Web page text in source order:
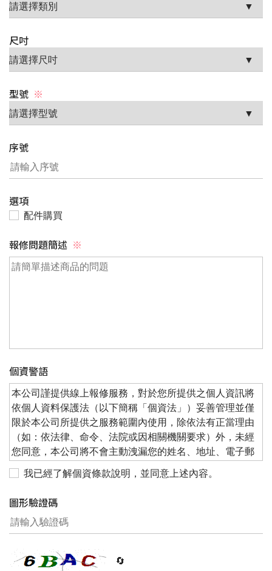
尺吋
型號 ※
序號
選項
配件購買
報修問題簡述 ※
個資警語
本公司謹提供線上報修服務，對於您所提供之個人資訊將
依個人資料保護法（以下簡稱「個資法」）妥善管理並僅
限於本公司所提供之服務範圍內使用，除依法有正當理由
（如：依法律、命令、法院或因相關機關要求）外，未經
您同意，本公司將不會主動洩漏您的姓名、地址、電子郵
件信箱、以及其他依法受保護之個人資料。
公司的個資條款、
訊將用於本公司服務。
相關規定辦理。
我已經了解個資條款說明，並同意上述內容。
圖形驗證碼
🔄